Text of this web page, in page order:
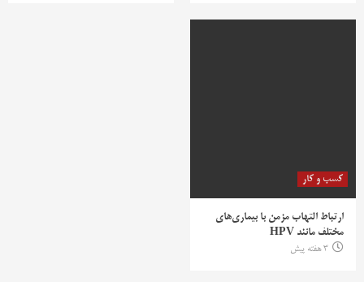
کسب و کار
ارتباط التهاب مزمن با بیماری‌های
مختلف مانند HPV
3 هفته پیش